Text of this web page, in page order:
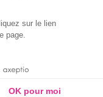
sur le lien
page.
OK pour moi